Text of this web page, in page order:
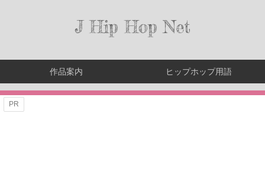
J Hip Hop Net
作品案内 ヒップホップ用語
PR